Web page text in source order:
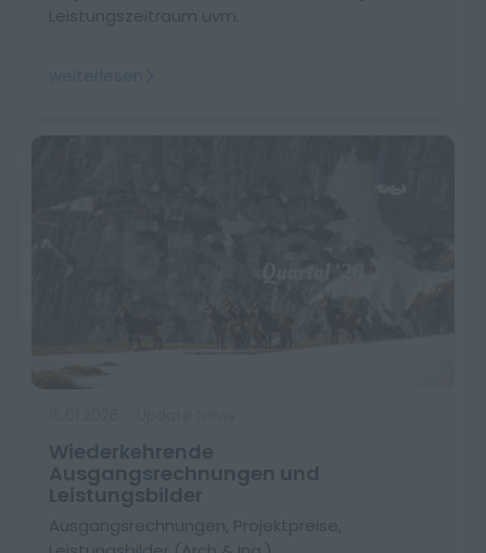
Leistungszeitraum uvm.
Wiederkehrende
Ausgangsrechnungen und
Leistungsbilder
Ausgangsrechnungen, Projektpreise,